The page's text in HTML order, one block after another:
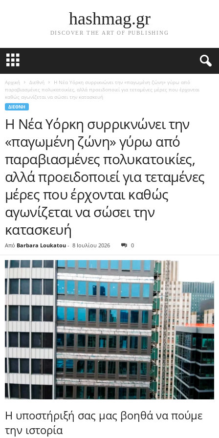
hashmag.gr
DISCOVER THE ART OF PUBLISHING
Αρχική Διεθνή
Η Νέα Υόρκη συρρικνώνει την «παγωμένη ζώνη» γύρω από
παραβιασμένες πολυκατοικίες, αλλά προειδοποιεί για τεταμένες μέρες που έρχονται
καθώς αγωνίζεται να σώσει την κατασκευή
ΔΙΕΘΝΉ
Η Νέα Υόρκη συρρικνώνει την
«παγωμένη ζώνη» γύρω από
παραβιασμένες πολυκατοικίες,
αλλά προειδοποιεί για τεταμένες
μέρες που έρχονται καθώς
αγωνίζεται να σώσει την
κατασκευή
Από Barbara Loukatou - 8 Ιουλίου 2026 0
Η υποστήριξή σας μας βοηθά να πούμε
την ιστορία